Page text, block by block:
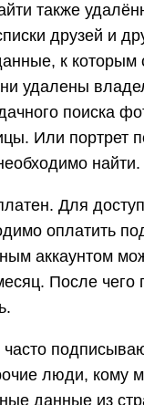
также
друзей и
к которым
удалены
поиска
Или портрет
найти.
Для
оплатить
аккаунтом
После чего
часто
люди, кому
данные из